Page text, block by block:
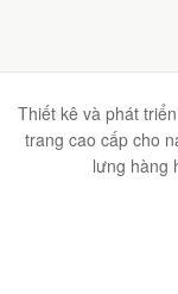
Thiết kê và phát
trang cao cấp cho
lưng hàng